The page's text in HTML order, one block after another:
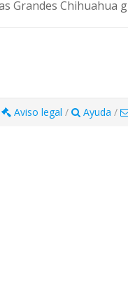
Grandes Chihuahua
Aviso legal / Ayuda /